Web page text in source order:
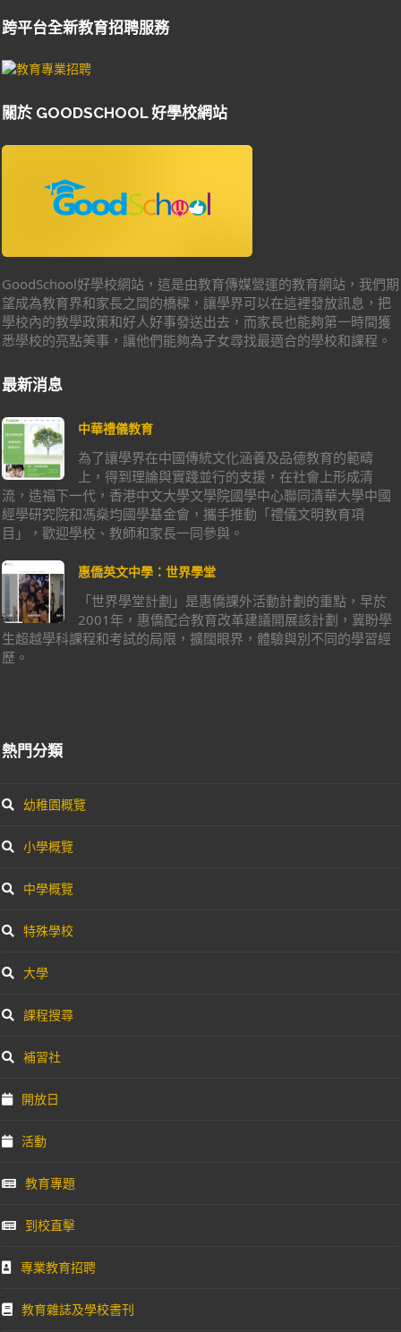
跨平台全新教育招聘服務
關於 GOODSCHOOL 好學校網站
GoodSchool好學校網站，這是由教育傳媒營運的教育網站，我們期
望成為教育界和家長之間的橋樑，讓學界可以在這裡發放訊息，把
學校內的教學政策和好人好事發送出去，而家長也能夠第一時間獲
悉學校的亮點美事，讓他們能夠為子女尋找最適合的學校和課程。
最新消息
中華禮儀教育
為了讓學界在中國傳統文化涵養及品德教育的範疇
上，得到理論與實踐並行的支援，在社會上形成清
流，造福下一代，香港中文大學文學院國學中心聯同清華大學中國
經學研究院和馮燊均國學基金會，攜手推動「禮儀文明教育項
目」，歡迎學校、教師和家長一同參與。
惠僑英文中學：世界學堂
「世界學堂計劃」是惠僑課外活動計劃的重點，早於
2001年，惠僑配合教育改革建議開展該計劃，冀盼學
生超越學科課程和考試的局限，擴闊眼界，體驗與別不同的學習經
歷。
熱門分類
幼稚園概覽
小學概覽
中學概覽
特殊學校
大學
課程搜尋
補習社
開放日
活動
教育專題
到校直擊
專業教育招聘
教育雜誌及學校書刊